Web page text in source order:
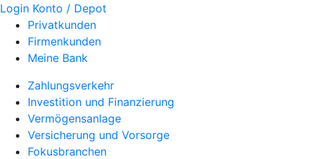
Login Konto / Depot
Privatkunden
Firmenkunden
Meine Bank
Zahlungsverkehr
Investition und Finanzierung
Vermögensanlage
Versicherung und Vorsorge
Fokusbranchen